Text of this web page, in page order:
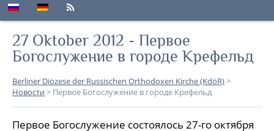
27 Oktober 2012 - Первое
Богослужение в городе Крефельд
Berliner Diözese der Russischen Orthodoxen Kirche (KdöR)>
Новости > Первое Богослужение в городе Крефельд
Первое Богослужение состоялось 27-го октября